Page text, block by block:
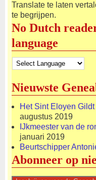
Translate te laten
te begrijpen.
No Dutch
language
Nieuwste
Het Sint Eloyen
augustus 2019
IJkmeester van de
januari 2019
Beurtschipper
Abonneer op